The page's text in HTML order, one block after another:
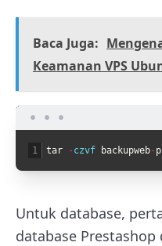
Baca Juga:
Keamanan VPS
1 tar -czvf backupweb-
Untuk database,
database Prestashop